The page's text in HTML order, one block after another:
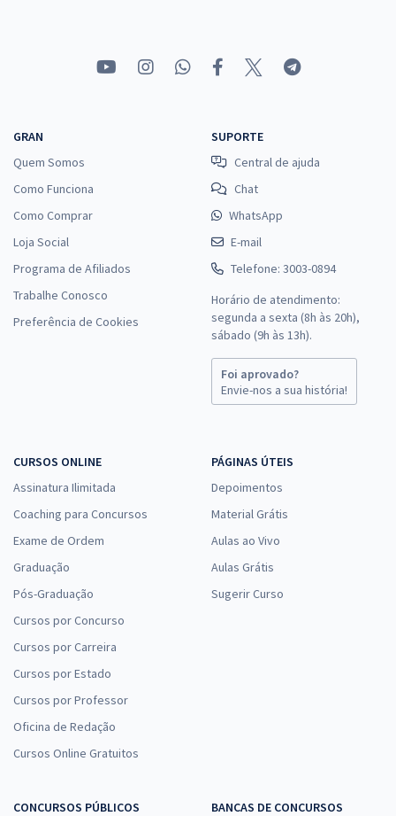
(Pós-Edital)
Economize R$ 88,56 (-20%)
Comprar
UNIFAP - Universidade Federal do Amapá - Cargo 101: Técnico em
Contabilidade (Módulo Especial)
à vista
R$31,99
Economize R$ 95,96 (-20%)
Laboratório - Área: Ciência da Computação
à vista
ou 12x de
R$25,99
Economize R$ 77,96 (-20%)
Comprar
UNIFAP - Universidade Federal do Amapá - Conhecimentos
Específicos para o Cargo 201: Administrador
GRAN
Quem Somos
Como Funciona
Como Comprar
Loja Social
Programa de Afiliados
Trabalhe Conosco
Preferência de Cookies
SUPORTE
Central de ajuda
Chat
WhatsApp
E-mail
Telefone: 3003-0894
Horário de atendimento:
segunda a sexta (8h às 20h),
sábado (9h às 13h).
Foi aprovado?
Envie-nos a sua história!
CURSOS ONLINE
Assinatura Ilimitada
Coaching para Concursos
Exame de Ordem
Graduação
Pós-Graduação
Cursos por Concurso
Cursos por Carreira
Cursos por Estado
Cursos por Professor
Oficina de Redação
Cursos Online Gratuitos
PÁGINAS ÚTEIS
Depoimentos
Material Grátis
Aulas ao Vivo
Aulas Grátis
Sugerir Curso
CONCURSOS PÚBLICOS
BANCAS DE CONCURSOS